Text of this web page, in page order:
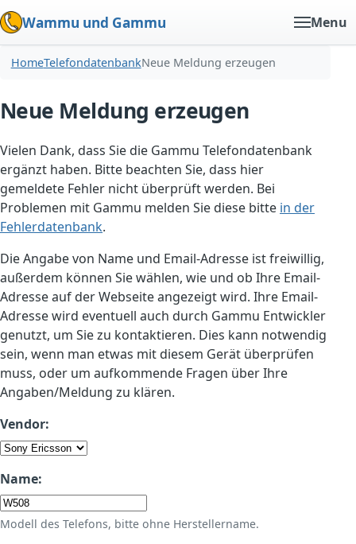
Wammu und Gammu Menu
HomeTelefondatenbankNeue Meldung erzeugen
Neue Meldung erzeugen
Vielen Dank, dass Sie die Gammu Telefondatenbank
ergänzt haben. Bitte beachten Sie, dass hier
gemeldete Fehler nicht überprüft werden. Bei
Problemen mit Gammu melden Sie diese bitte in der
Fehlerdatenbank.
Die Angabe von Name und Email-Adresse ist freiwillig,
außerdem können Sie wählen, wie und ob Ihre Email-
Adresse auf der Webseite angezeigt wird. Ihre Email-
Adresse wird eventuell auch durch Gammu Entwickler
genutzt, um Sie zu kontaktieren. Dies kann notwendig
sein, wenn man etwas mit diesem Gerät überprüfen
muss, oder um aufkommende Fragen über Ihre
Angaben/Meldung zu klären.
Vendor:
Name:
Modell des Telefons, bitte ohne Herstellername.